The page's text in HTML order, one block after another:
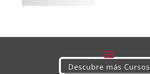
Descubre más Cursos